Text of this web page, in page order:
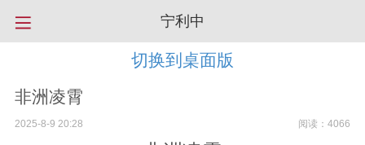
宁利中
切换到桌面版
非洲凌霄
2025-8-9 20:28 阅读：4066